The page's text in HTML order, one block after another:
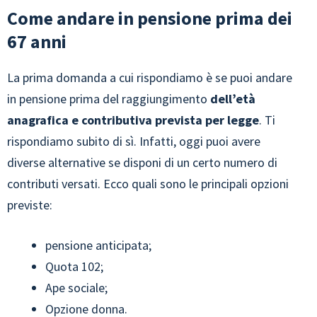
Come andare in pensione prima dei
67 anni
La prima domanda a cui rispondiamo è se puoi andare
in pensione prima del raggiungimento dell’età
anagrafica e contributiva prevista per legge. Ti
rispondiamo subito di sì. Infatti, oggi puoi avere
diverse alternative se disponi di un certo numero di
contributi versati. Ecco quali sono le principali opzioni
previste:
pensione anticipata;
Quota 102;
Ape sociale;
Opzione donna.